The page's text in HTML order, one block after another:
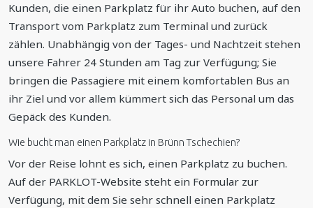
Kunden, die einen Parkplatz für ihr Auto buchen, auf den
Transport vom Parkplatz zum Terminal und zurück
zählen. Unabhängig von der Tages- und Nachtzeit stehen
unsere Fahrer 24 Stunden am Tag zur Verfügung; Sie
bringen die Passagiere mit einem komfortablen Bus an
ihr Ziel und vor allem kümmert sich das Personal um das
Gepäck des Kunden.
Wie bucht man einen Parkplatz in Brünn Tschechien?
Vor der Reise lohnt es sich, einen Parkplatz zu buchen.
Auf der PARKLOT-Website steht ein Formular zur
Verfügung, mit dem Sie sehr schnell einen Parkplatz